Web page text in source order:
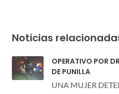
Noticias
OPERATIVO POR
DE PUNILLA
UNA MUJER